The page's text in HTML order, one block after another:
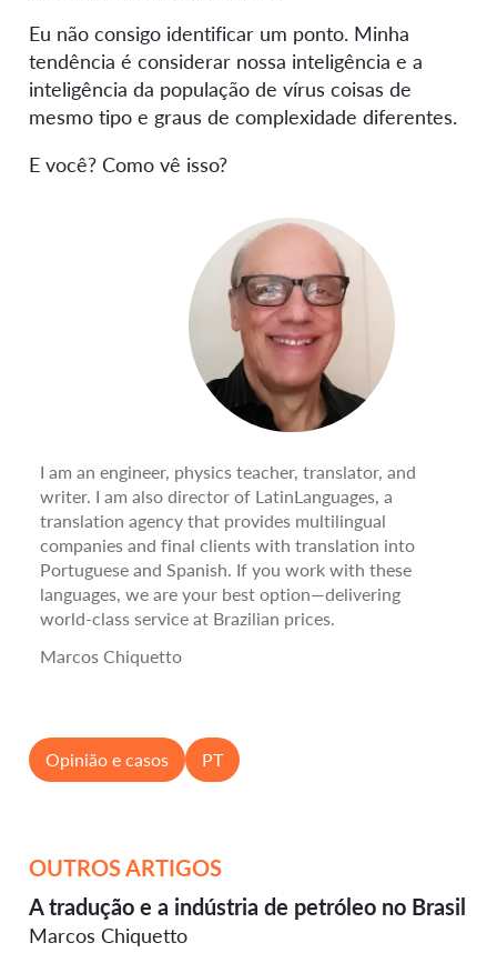
Eu não consigo identificar um ponto. Minha
tendência é considerar nossa inteligência e a
inteligência da população de vírus coisas de
mesmo tipo e graus de complexidade diferentes.
E você? Como vê isso?
I am an engineer, physics teacher, translator, and
writer. I am also director of LatinLanguages, a
translation agency that provides multilingual
companies and final clients with translation into
Portuguese and Spanish. If you work with these
languages, we are your best option—delivering
world-class service at Brazilian prices.
Marcos Chiquetto
Opinião e casos PT
OUTROS ARTIGOS
A tradução e a indústria de petróleo no Brasil
Marcos Chiquetto